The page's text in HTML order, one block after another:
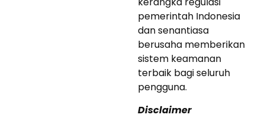
pemerintah Indonesia
dan senantiasa
berusaha memberikan
sistem keamanan
terbaik bagi seluruh
pengguna.
Disclaimer